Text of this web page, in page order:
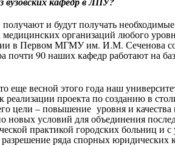
и будут получать
медицинских организаций любого
в Первом МГМУ им. И.М. Сеченова
почти 90 наших кафедр работают на
еще весной этого года наш
проекта по созданию в
цели – повышение уровня и
новых условий для объединения
практикой городских больниц и
ряда спорных юридических